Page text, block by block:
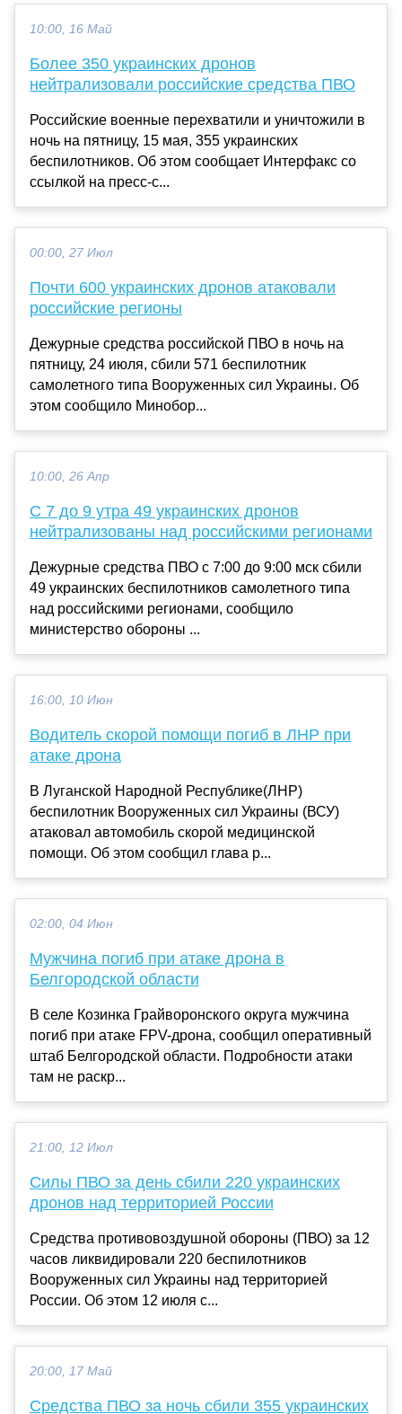
10:00, 16 Май
Более 350 украинских дронов
нейтрализовали российские средства ПВО
Российские военные перехватили и уничтожили в
ночь на пятницу, 15 мая, 355 украинских
беспилотников. Об этом сообщает Интерфакс со
ссылкой на пресс-с...
00:00, 27 Июл
Почти 600 украинских дронов атаковали
российские регионы
Дежурные средства российской ПВО в ночь на
пятницу, 24 июля, сбили 571 беспилотник
самолетного типа Вооруженных сил Украины. Об
этом сообщило Минобор...
10:00, 26 Апр
С 7 до 9 утра 49 украинских дронов
нейтрализованы над российскими регионами
Дежурные средства ПВО с 7:00 до 9:00 мск сбили
49 украинских беспилотников самолетного типа
над российскими регионами, сообщило
министерство обороны ...
16:00, 10 Июн
Водитель скорой помощи погиб в ЛНР при
атаке дрона
В Луганской Народной Республике(ЛНР)
беспилотник Вооруженных сил Украины (ВСУ)
атаковал автомобиль скорой медицинской
помощи. Об этом сообщил глава р...
02:00, 04 Июн
Мужчина погиб при атаке дрона в
Белгородской области
В селе Козинка Грайворонского округа мужчина
погиб при атаке FPV-дрона, сообщил оперативный
штаб Белгородской области. Подробности атаки
там не раскр...
21:00, 12 Июл
Силы ПВО за день сбили 220 украинских
дронов над территорией России
Средства противовоздушной обороны (ПВО) за 12
часов ликвидировали 220 беспилотников
Вооруженных сил Украины над территорией
России. Об этом 12 июля с...
20:00, 17 Май
Средства ПВО за ночь сбили 355 украинских